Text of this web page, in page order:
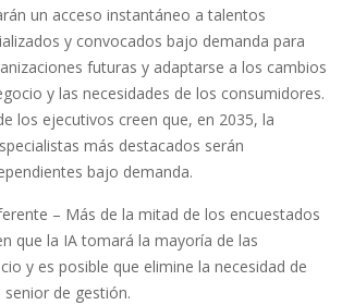
un acceso instantáneo a talentos
y convocados bajo demanda para
futuras y adaptarse a los cambios
y las necesidades de los consumidores.
los ejecutivos creen que, en 2035, la
más destacados serán
bajo demanda.
– Más de la mitad de los encuestados
que la IA tomará la mayoría de las
y es posible que elimine la necesidad de
de gestión.